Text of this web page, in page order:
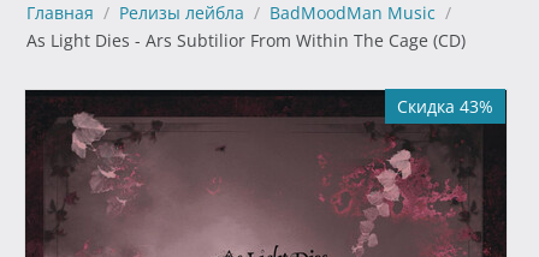
Главная / Релизы лейбла / BadMoodMan Music /
As Light Dies - Ars Subtilior From Within The Cage (CD)
Скидка 43%